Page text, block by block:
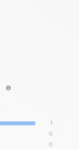
1
0
0